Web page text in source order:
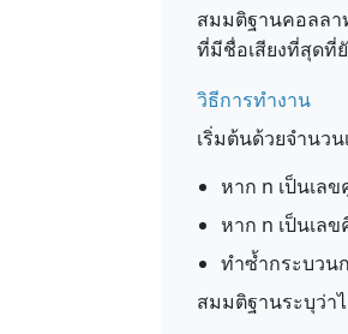
สมมติฐานคอลล
ที่มีชื่อเสียงที่สุดที่
วิธีการทำงาน
เริ่มต้นด้วยจำนว
หาก n เป็นเล
หาก n เป็นเล
ทำซ้ำกระบวน
สมมติฐานระบุว่า